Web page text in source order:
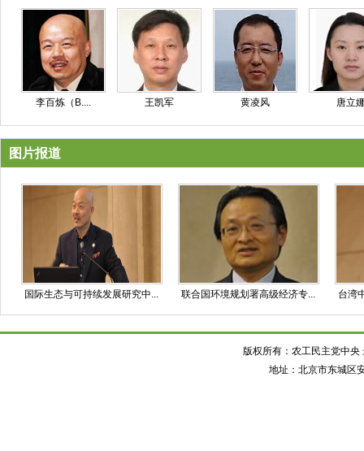
李百炼（B.... 王凯军 黄凌风 唐立
图片报道
国际生态与可持续发展研究中... 联合国环境规划署高级经济专... 台湾
版权所有：农工民主党中
地址：北京市东城